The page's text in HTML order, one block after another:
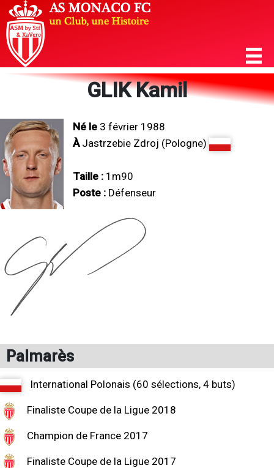
GLIK Kamil
Né le 3 février 1988
ÀJastrzebie Zdroj (Pologne)
Taille : 1m90
Poste : Défenseur
Palmarès
International Polonais (60 sélections, 4 buts)
Finaliste Coupe de la Ligue 2018
Champion de France 2017
Finaliste Coupe de la Ligue 2017